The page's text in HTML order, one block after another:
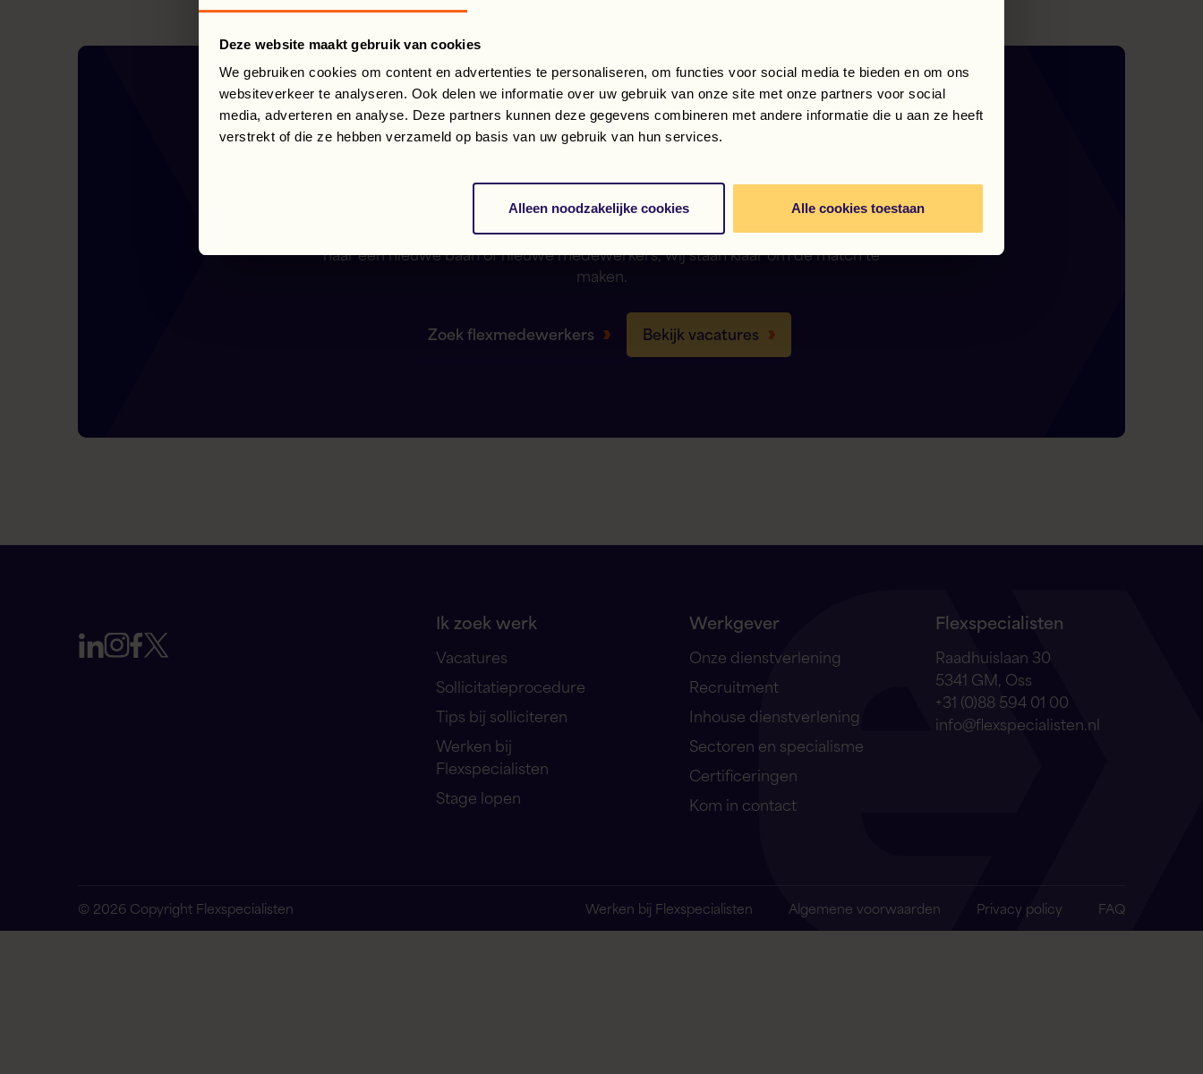
Deze website maakt gebruik van cookies
We gebruiken cookies om content en advertenties te personaliseren, om functies voor social media te bieden en om ons
websiteverkeer te analyseren. Ook delen we informatie over uw gebruik van onze site met onze partners voor social
media, adverteren en analyse. Deze partners kunnen deze gegevens combineren met andere informatie die u aan ze heeft
verstrekt of die ze hebben verzameld op basis van uw gebruik van hun services.
Alleen noodzakelijke cookies Alle cookies toestaan
Jouw flexibele oplossing,
onze stabiele basis
De juiste mensen op het juiste moment, dat is wat telt. Of je nu op zoek bent
naar een nieuwe baan of nieuwe medewerkers, wij staan klaar om de match te
maken.
Zoek flexmedewerkers Bekijk vacatures
Ik zoek werk
Vacatures
Sollicitatieprocedure
Tips bij solliciteren
Werken bij
Flexspecialisten
Stage lopen
Werkgever
Onze dienstverlening
Recruitment
Inhouse dienstverlening
Sectoren en specialisme
Certificeringen
Kom in contact
Flexspecialisten
Raadhuislaan 30
5341 GM, Oss
+31 (0)88 594 01 00
info@flexspecialisten.nl
© 2026 Copyright Flexspecialisten Werken bij Flexspecialisten Algemene voorwaarden Privacy policy FAQ
Flexspecialisten Flex AI Assistent
Hallo! Hoe kan ik je vandaag helpen?